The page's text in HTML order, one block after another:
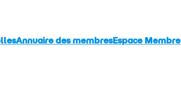
Annuaire des membresEspace Membre